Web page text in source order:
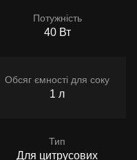
Потужність
40 Вт
Обсяг ємності для соку
1 л
Тип
Для цитрусових